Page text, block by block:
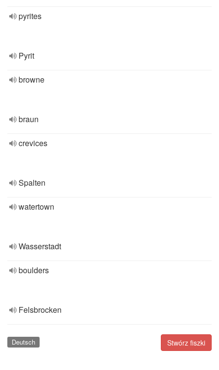
pyrites
Pyrit
browne
braun
crevices
Spalten
watertown
Wasserstadt
boulders
Felsbrocken
Stwórz fiszki
Deutsch